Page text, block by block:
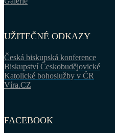
UŽITEČNÉ ODKAZY
Česká biskupská konference
Biskupství Českobudějovické
Katolické bohoslužby v ČR
Víra.CZ
FACEBOOK